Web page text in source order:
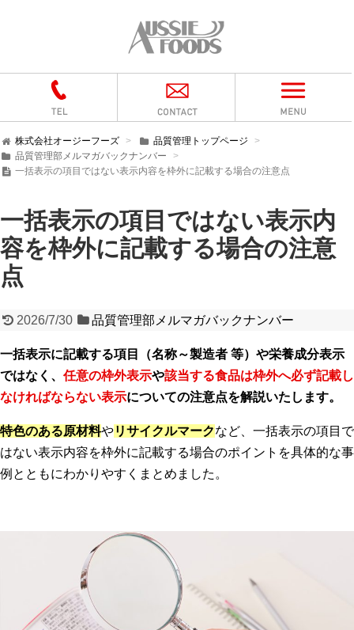
株式会社オージーフーズ
品質管理トップページ
品質管理部メルマガバックナンバー
一括表示の項目ではない表示内容を枠外に記載する場合の注意点
一括表示の項目ではない表示内
容を枠外に記載する場合の注意
点
2026/7/30 品質管理部メルマガバックナンバー
一括表示に記載する項目（名称～製造者 等）や栄養成分表示
ではなく、 任意の枠外表示や該当する食品は枠外へ必ず記載し
なければならない表示についての注意点を解説いたします。
特色のある原材料やリサイクルマークなど、一括表示の項目で
はない表示内容を枠外に記載する場合のポイントを具体的な事
例とともにわかりやすくまとめました。